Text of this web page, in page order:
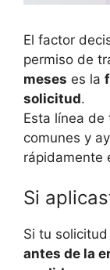
El factor
permiso de
meses es la
solicitud.
Esta línea de
comunes y
rápidamente
Si
Si tu
antes de la